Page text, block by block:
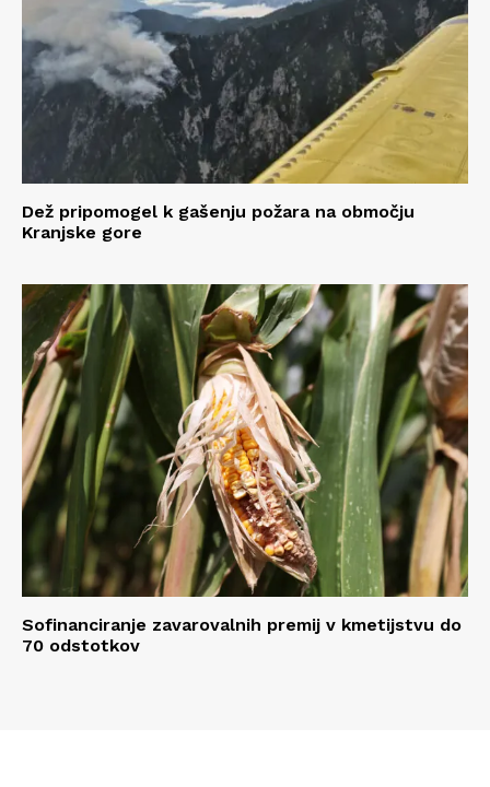
Dež pripomogel k gašenju požara na območju
Kranjske gore
Sofinanciranje zavarovalnih premij v kmetijstvu do
70 odstotkov